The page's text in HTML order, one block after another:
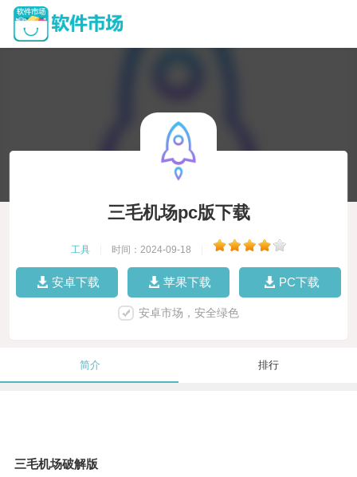
三毛机场pc版下载
工具 时间：2024-09-18
安卓下载 苹果下载 PC下载
安卓市场，安全绿色
简介 排行
三毛机场破解版